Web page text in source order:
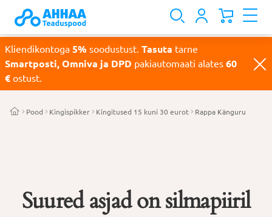
Kliendikontoga 5% soodustust. Tasuta tarne
Smartposti, Omniva ja DPD pakiautomaati alates 60
€ ostust.
Pood Kingispikker Kingitused 15 kuni 30 eurot Rappa Känguru
Suured asjad on silmapiiril